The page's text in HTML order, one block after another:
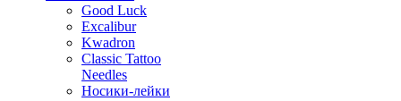
Good Luck
Excalibur
Kwadron
Classic Tattoo
Needles
Носики-лейки